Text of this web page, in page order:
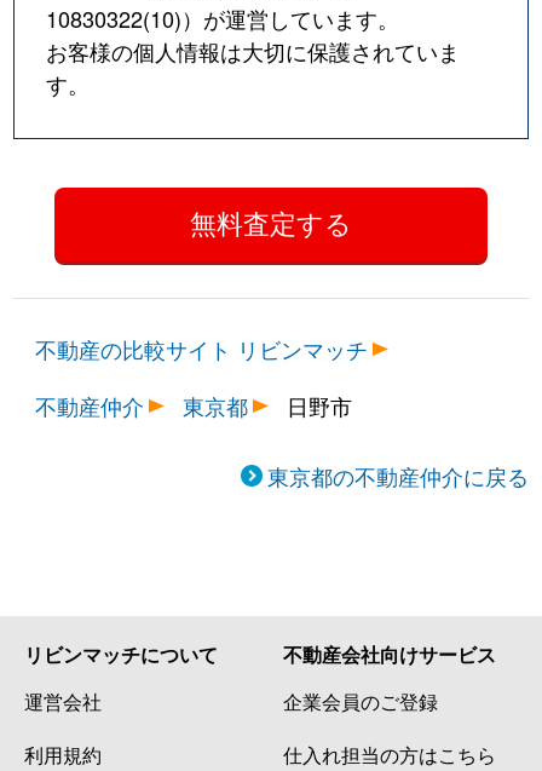
10830322(10)）が運営しています。
お客様の個人情報は大切に保護されていま
す。
不動産の比較サイト リビンマッチ
不動産仲介
東京都 日野市
東京都の不動産仲介に戻る
リビンマッチについて
運営会社
利用規約
不動産会社向けサービス
企業会員のご登録
仕入れ担当の方はこちら